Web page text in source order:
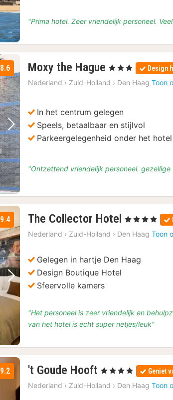
"Prima hotel. Zeer vriendelijk personeel.
Volgende foto
8.6 Moxy the Hague 2
nachten
vanaf
119
, 3 Sterren Design
Nederland › Zuid-Holland › Den Haag Toon
In het centrum gelegen
Speels, betaalbaar en stijlvol
Parkeergelegenheid onder het hotel
"Ontzettend vriendelijk personeel.
Volgende foto
9.4 The Collector Hotel 1
nacht
vanaf
€
110
, 4 Sterren
Nederland › Zuid-Holland › Den Haag Toon
Gelegen in hartje Den Haag
Design Boutique Hotel
Sfeervolle kamers
"Het personeel is zeer vriendelijk en
van het hotel is echt super netjes/leuk"
9.2 't Goude Hooft 1
nacht
vanaf
, 4 Sterren Geniet
Nederland › Zuid-Holland › Den Haag Toon